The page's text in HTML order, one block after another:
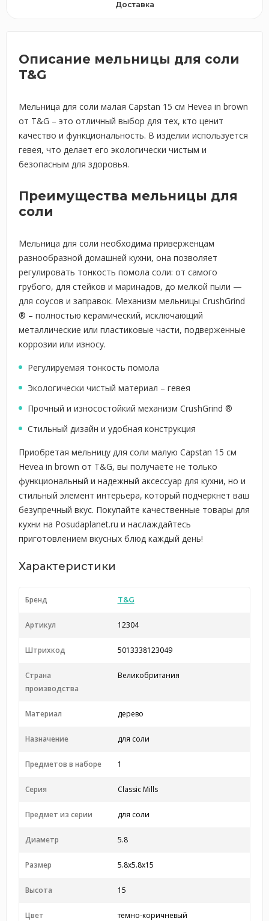
Доставка
Описание мельницы для соли
T&G
Мельница для соли малая Capstan 15 см Hevea in brown
от T&G – это отличный выбор для тех, кто ценит
качество и функциональность. В изделии используется
гевея, что делает его экологически чистым и
безопасным для здоровья.
Преимущества мельницы для
соли
Мельница для соли необходима приверженцам
разнообразной домашней кухни, она позволяет
регулировать тонкость помола соли: от самого
грубого, для стейков и маринадов, до мелкой пыли —
для соусов и заправок. Механизм мельницы CrushGrind
® – полностью керамический, исключающий
металлические или пластиковые части, подверженные
коррозии или износу.
Регулируемая тонкость помола
Экологически чистый материал – гевея
Прочный и износостойкий механизм CrushGrind ®
Стильный дизайн и удобная конструкция
Приобретая мельницу для соли малую Capstan 15 см
Hevea in brown от T&G, вы получаете не только
функциональный и надежный аксессуар для кухни, но и
стильный элемент интерьера, который подчеркнет ваш
безупречный вкус. Покупайте качественные товары для
кухни на Posudaplanet.ru и наслаждайтесь
приготовлением вкусных блюд каждый день!
Характеристики
Бренд T&G
Артикул 12304
Штрихкод 5013338123049
Страна
производства
Великобритания
Материал дерево
Назначение для соли
Предметов в наборе 1
Серия Classic Mills
Предмет из серии для соли
Диаметр 5.8
Размер 5.8x5.8x15
Высота 15
Цвет темно-коричневый